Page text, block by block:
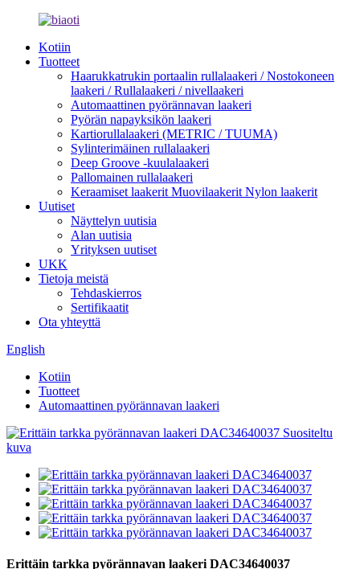
Kotiin
Tuotteet
Haarukkatrukin portaalin rullalaakeri / Nostokoneen
laakeri / Rullalaakeri / nivellaakeri
Automaattinen pyörännavan laakeri
Pyörän napayksikön laakeri
Kartiorullalaakeri (METRIC / TUUMA)
Sylinterimäinen rullalaakeri
Deep Groove -kuulalaakeri
Pallomainen rullalaakeri
Keraamiset laakerit Muovilaakerit Nylon laakerit
Uutiset
Näyttelyn uutisia
Alan uutisia
Yrityksen uutiset
UKK
Tietoja meistä
Tehdaskierros
Sertifikaatit
Ota yhteyttä
English
Kotiin
Tuotteet
Automaattinen pyörännavan laakeri
Erittäin tarkka pyörännavan laakeri DAC34640037